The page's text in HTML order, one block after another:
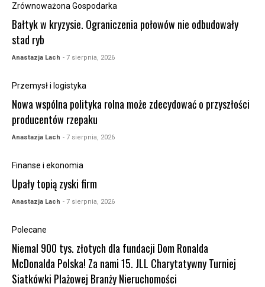
Zrównoważona Gospodarka
Bałtyk w kryzysie. Ograniczenia połowów nie odbudowały
stad ryb
Anastazja Lach - 7 sierpnia, 2026
Przemysł i logistyka
Nowa wspólna polityka rolna może zdecydować o przyszłości
producentów rzepaku
Anastazja Lach - 7 sierpnia, 2026
Finanse i ekonomia
Upały topią zyski firm
Anastazja Lach - 7 sierpnia, 2026
Polecane
Niemal 900 tys. złotych dla fundacji Dom Ronalda
McDonalda Polska! Za nami 15. JLL Charytatywny Turniej
Siatkówki Plażowej Branży Nieruchomości